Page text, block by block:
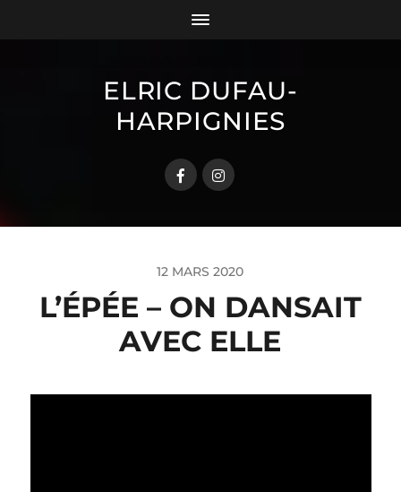
ELRIC DUFAU-
HARPIGNIES
12 MARS 2020
L’ÉPÉE – ON DANSAIT
AVEC ELLE